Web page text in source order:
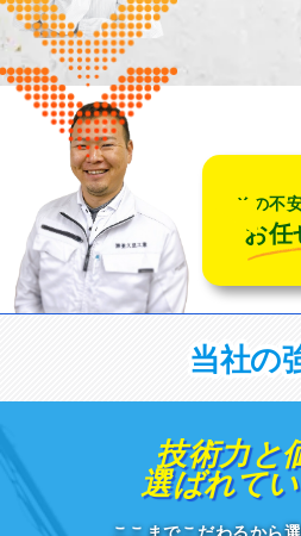
その不
お任
当社の
技術力と
選ばれて
ここまでこだわるから